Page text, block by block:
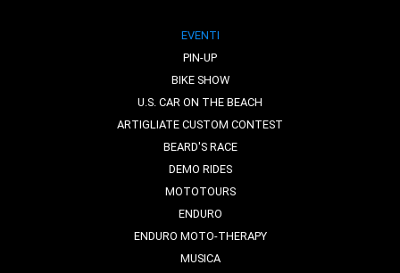
EVENTI
PIN-UP
BIKE SHOW
U.S. CAR ON THE BEACH
ARTIGLIATE CUSTOM CONTEST
BEARD'S RACE
DEMO RIDES
MOTOTOURS
ENDURO
ENDURO MOTO-THERAPY
MUSICA